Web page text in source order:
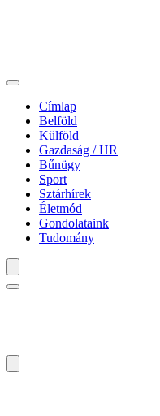
Címlap
Belföld
Külföld
Gazdaság / HR
Bűnügy
Sport
Sztárhírek
Életmód
Gondolataink
Tudomány